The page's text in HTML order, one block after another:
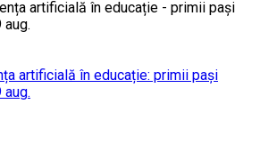
artificială în educație: primii pași